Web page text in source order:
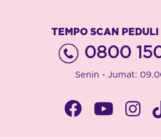
TEMPO SCAN PEDULI
0800
Senin - Jumat: